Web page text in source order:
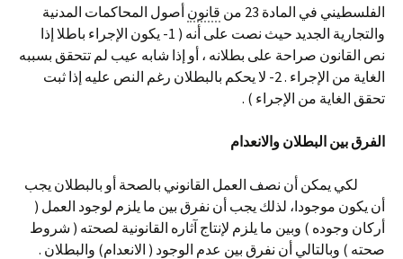
الفلسطيني في المادة 23 من
قانون أصول المحاكمات المدنية
والتجارية الجديد حيث نصت على أنه ( 1- يكون الإجراء باطلا إذا
نص القانون صراحة على بطلانه ، أو إذا شابه عيب لم تتحقق بسببه
الغاية من الإجراء . 2- لا يحكم بالبطلان رغم النص عليه إذا ثبت
تحقق الغاية من الإجراء ) .
الفرق بين البطلان والانعدام
لكي يمكن أن نصف العمل القانوني بالصحة أو بالبطلان يجب
أن يكون موجودا، لذلك يجب أن نفرق بين ما يلزم لوجود العمل (
أركان وجوده ) وبين ما يلزم لإنتاج آثاره القانونية لصحته ( شروط
صحته ) وبالتالي أن نفرق بين عدم الوجود ( الانعدام) والبطلان .